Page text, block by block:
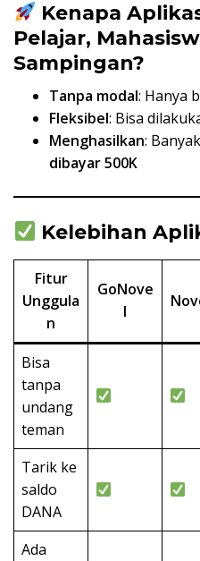
Kenapa
Pelajar,
Sampingan?
Tanpa modal: Hanya
Fleksibel: Bisa
Menghasilkan:
dibayar 500K
Kelebihan
Fitur
Unggula
n
GoNove
l
Bisa
tanpa
undang
teman
Tarik ke
saldo
DANA
Ada